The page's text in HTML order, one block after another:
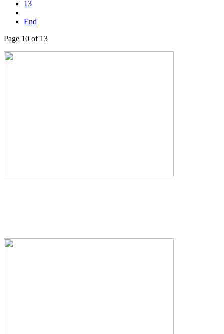
13
End
Page 10 of 13